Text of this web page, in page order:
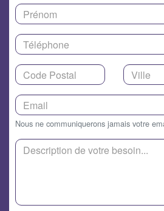
Nous ne communiquerons jamais votre